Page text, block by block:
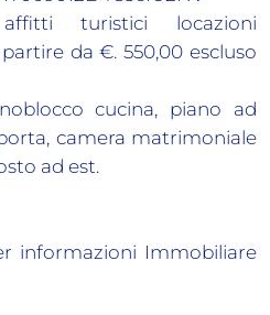
turistici locazioni
da €. 550,00 escluso
cucina, piano ad
camera matrimoniale
ad est.
informazioni Immobiliare